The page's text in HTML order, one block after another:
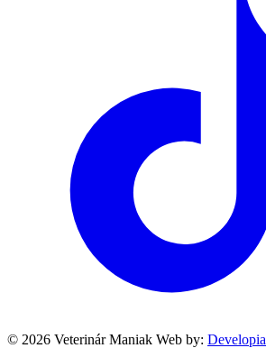
© 2026 Veterinár Maniak Web by: Developia